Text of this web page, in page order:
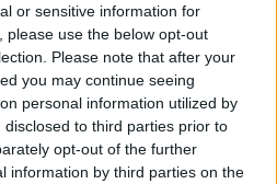
or sensitive information for
please use the below opt-out
Please note that after your
you may continue seeing
personal information utilized by
to third parties prior to
opt-out of the further
information by third parties on the
ήρθε στη ζωή